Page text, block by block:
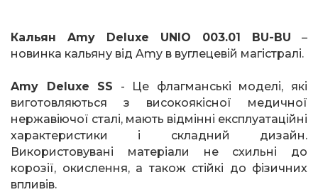
Кальян Amy Deluxe UNIO 003.01 BU-BU –
новинка кальяну від Amy в вуглецевій магістралі.
Amy Deluxe SS - Це флагманські моделі, які
виготовляються з високоякісної медичної
нержавіючої сталі, мають відмінні експлуатаційні
характеристики і складний дизайн.
Використовувані матеріали не схильні до
корозії, окислення, а також стійкі до фізичних
впливів.